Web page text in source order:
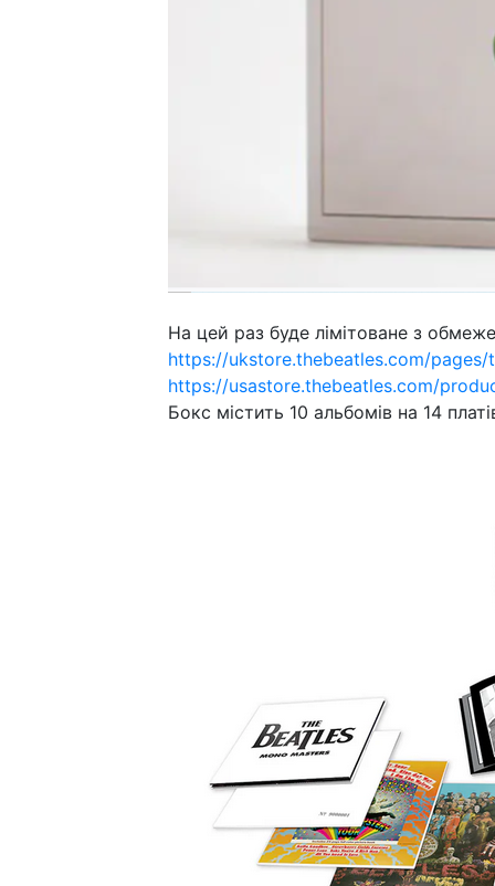
На цей раз буде лімітоване з
https://ukstore.thebeatles.com/
https://usastore.thebeatles.com/
Бокс містить 10 альбомів на 14